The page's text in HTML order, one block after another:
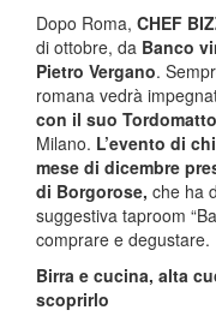
Dopo Roma, CHEF
di ottobre, da Banco
Pietro Vergano.
romana vedrà
con il suo Tordomatto
Milano. L’evento di
mese di dicembre
di Borgorose, che ha
suggestiva taproom
comprare e degustare.
Birra e cucina, alta
scoprirlo